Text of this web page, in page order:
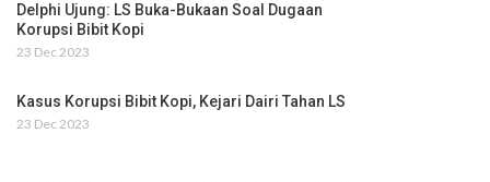
Delphi Ujung: LS Buka-Bukaan Soal Dugaan
Korupsi Bibit Kopi
23 Dec 2023
Kasus Korupsi Bibit Kopi, Kejari Dairi Tahan LS
23 Dec 2023